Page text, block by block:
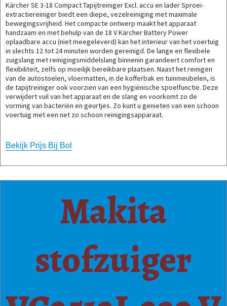
Kärcher SE 3-18 Compact Tapijtreiniger Excl. accu en lader Sproei-
extractiereiniger biedt een diepe, vezelreiniging met maximale
bewegingsvrijheid. Het compacte ontwerp maakt het apparaat
handzaam en met behulp van de 18 V Kärcher Battery Power
oplaadbare accu (niet meegeleverd) kan het interieur van het voertuig
in slechts 12 tot 24 minuten worden gereinigd. De lange en flexibele
zuigslang met reinigingsmiddelslang binnenin garandeert comfort en
flexibiliteit, zelfs op moeilijk bereikbare plaatsen. Naast het reinigen
van de autostoelen, vloermatten, in de kofferbak en tuinmeubelen, is
de tapijtreiniger ook voorzien van een hygiënische spoelfunctie. Deze
verwijdert vuil van het apparaat en de slang en voorkomt zo de
vorming van bacteriën en geurtjes. Zo kunt u genieten van een schoon
voertuig met een net zo schoon reinigingsapparaat.
Bekijk Prijs Bij Bol
Makita
stofzuiger